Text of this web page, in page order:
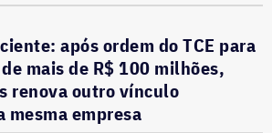
após ordem do TCE para
mais de R$ 100 milhões,
renova outro vínculo
mesma empresa